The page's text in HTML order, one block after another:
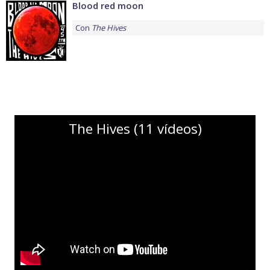
Blood red moon
Con The Hives
The Hives (11 vídeos)